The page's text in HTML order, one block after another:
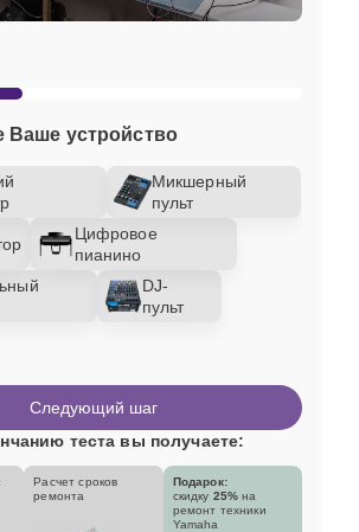
Ваше устройство
Микшерный
пульт
Цифровое
пианино
DJ-
пульт
Следующий шаг
теста вы получаете:
Расчет сроков
ремонта
Подарок:
скидку 25% на
ремонт техники
Yamaha